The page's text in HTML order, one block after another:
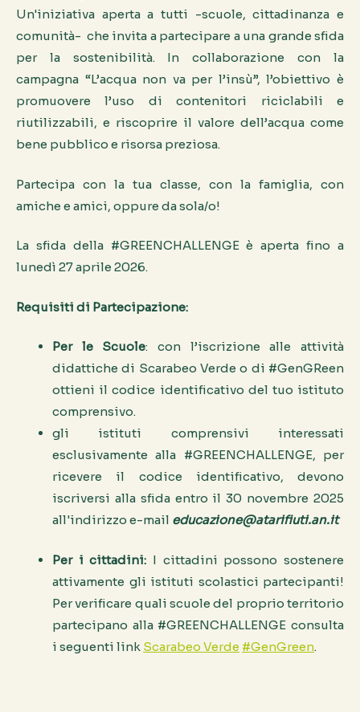
Un'iniziativa aperta a tutti -scuole, cittadinanza e
comunità- che invita a partecipare a una grande sfida
per la sostenibilità. In collaborazione con la
campagna “L’acqua non va per l’insù”, l’obiettivo è
promuovere l’uso di contenitori riciclabili e
riutilizzabili, e riscoprire il valore dell’acqua come
bene pubblico e risorsa preziosa.
Partecipa con la tua classe, con la famiglia, con
amiche e amici, oppure da sola/o!
La sfida della #GREENCHALLENGE è aperta fino a
lunedì 27 aprile 2026.
Requisiti di Partecipazione:
Per le Scuole: con l’iscrizione alle attività
didattiche di Scarabeo Verde o di #GenGReen
ottieni il codice identificativo del tuo istituto
comprensivo.
gli istituti comprensivi interessati
esclusivamente alla #GREENCHALLENGE, per
ricevere il codice identificativo, devono
iscriversi alla sfida entro il 30 novembre 2025
all'indirizzo e-mail educazione@atarifiuti.an.it
Per i cittadini: I cittadini possono sostenere
attivamente gli istituti scolastici partecipanti!
Per verificare quali scuole del proprio territorio
partecipano alla #GREENCHALLENGE consulta
i seguenti link Scarabeo Verde #GenGreen.